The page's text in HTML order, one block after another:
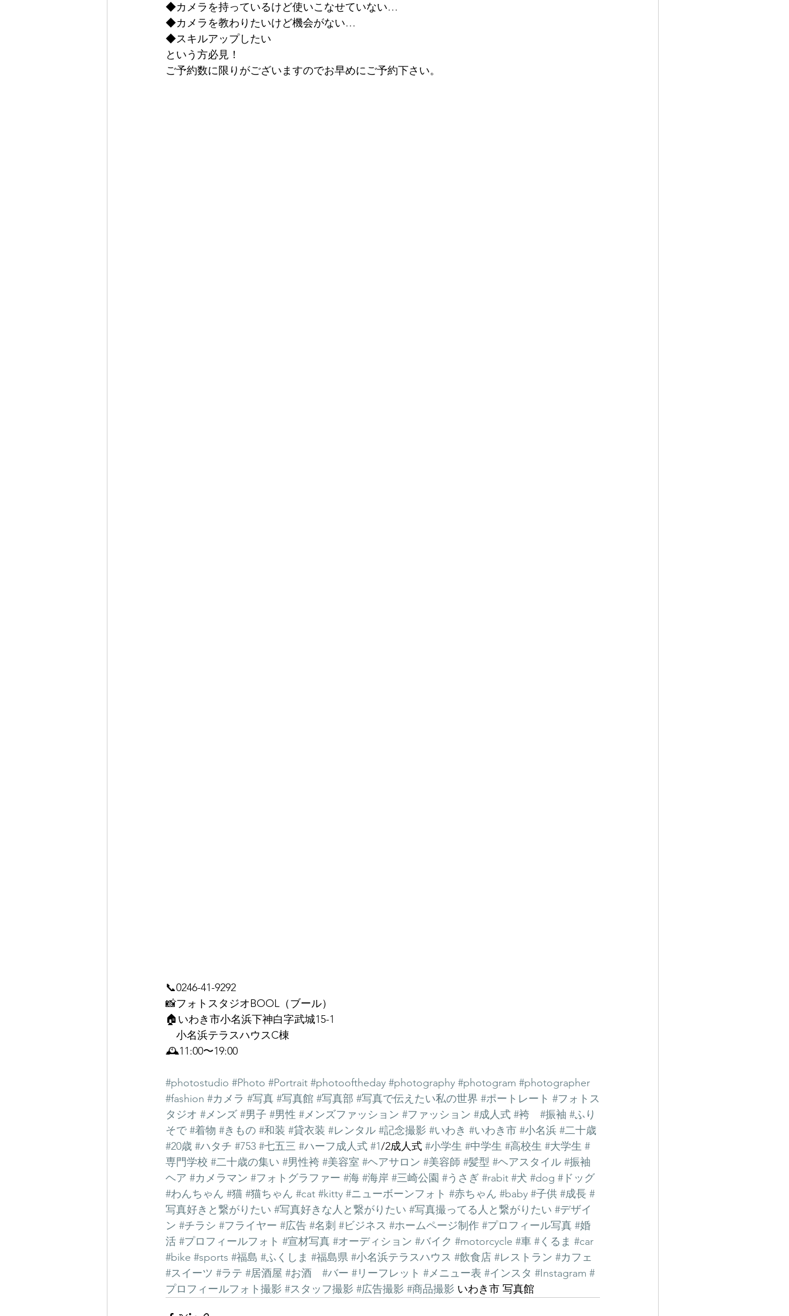
◆カメラを持っているけど使いこなせていない…
◆カメラを教わりたいけど機会がない…
◆スキルアップしたい
という方必見！
ご予約数に限りがございますのでお早めにご予約下さい。
📞0246-41-9292
📸フォトスタジオBOOL（ブール）
🏠いわき市小名浜下神白字武城15-1
小名浜テラスハウスC棟
🕰11:00〜19:00
#photostudio #Photo #Portrait #photooftheday #photography #photogram #photographer
#fashion #カメラ #写真 #写真館 #写真部 #写真で伝えたい私の世界 #ポートレート #フォトス
タジオ #メンズ #男子 #男性 #メンズファッション #ファッション #成人式 #袴 #振袖 #ふり
そで #着物 #きもの #和装 #貸衣装 #レンタル #記念撮影 #いわき #いわき市 #小名浜 #二十歳
#20歳 #ハタチ #753 #七五三 #ハーフ成人式 #1/2成人式 #小学生 #中学生 #高校生 #大学生 #
専門学校 #二十歳の集い #男性袴 #美容室 #ヘアサロン #美容師 #髪型 #ヘアスタイル #振袖
ヘア #カメラマン #フォトグラファー #海 #海岸 #三崎公園 #うさぎ #rabit #犬 #dog #ドッグ
#わんちゃん #猫 #猫ちゃん #cat #kitty #ニューボーンフォト #赤ちゃん #baby #子供 #成長 #
写真好きと繋がりたい #写真好きな人と繋がりたい #写真撮ってる人と繋がりたい #デザイ
ン #チラシ #フライヤー #広告 #名刺 #ビジネス #ホームページ制作 #プロフィール写真 #婚
活 #プロフィールフォト #宣材写真 #オーディション #バイク #motorcycle #車 #くるま #car
#bike #sports #福島 #ふくしま #福島県 #小名浜テラスハウス #飲食店 #レストラン #カフェ
#スイーツ #ラテ #居酒屋 #お酒 #バー #リーフレット #メニュー表 #インスタ #Instagram #
プロフィールフォト撮影 #スタッフ撮影 #広告撮影 #商品撮影 いわき市 写真館